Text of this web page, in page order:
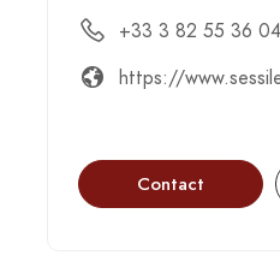
+33 3 82 55 36 04
https://
Contact